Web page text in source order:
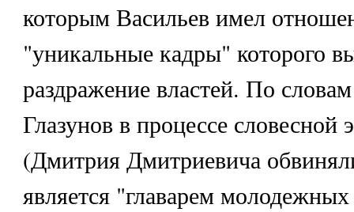
которым Васильев имел
"уникальные кадры" которого
раздражение властей. По
Глазунов в процессе словесной
(Дмитрия Дмитриевича
является "главарем молодежных